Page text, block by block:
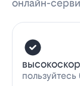
онлайн-